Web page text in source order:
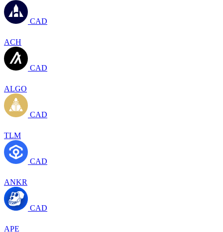
CAD
ACH
CAD
ALGO
CAD
TLM
CAD
ANKR
CAD
APE